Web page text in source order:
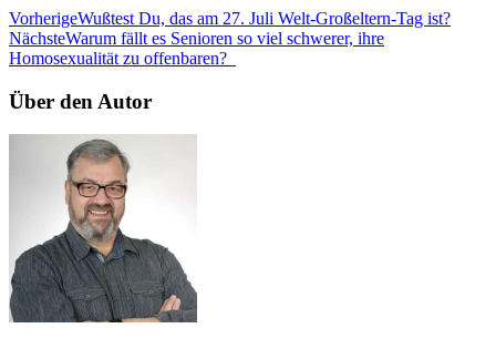
VorherigeWußtest Du, das am 27. Juli Welt-Großeltern-Tag ist?
NächsteWarum fällt es Senioren so viel schwerer, ihre
Homosexualität zu offenbaren?
Über den Autor